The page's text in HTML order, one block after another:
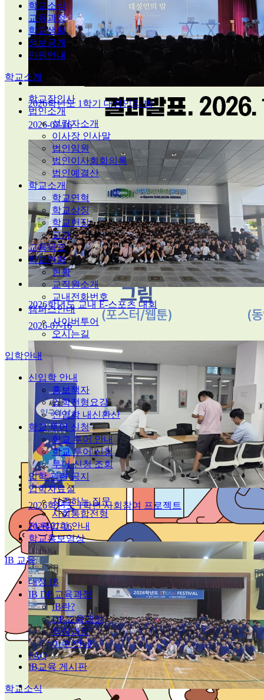
학교소식
교육과정
학교생활
정보공개
민원안내
학교소개
학교장인사
법인소개
설립자소개
이사장 인사말
법인임원
법인이사회회의록
법인예결산
학교소개
학교연혁
학교상징
학교헌장
교가
교육목표
학교현황
현황
교직원소개
교내전화번호
캠퍼스안내
사이버투어
오시는길
입학안내
신입학 안내
홍보책자
입학전형요강
신입학 내신환산
학교 투어 신청
학교 투어 안내
학교 투어 신청
투어 신청 조회
입학 관련 공지
입학자료실
자주하는 질문
사회통합전형
전·편입학 안내
학교홍보영상
IB 교육
대성 IB
IB DP 교육과정
IB란?
DP 교육과정
핵심과정
이수 안내
FAQ
IB교육 게시판
학교소식
2026학년도 1학기 대성인의 밤
2026-07-16
2026학년도 교내 E-스포츠 대회
2026-07-16
2026학년도 1학년 사회참여 프로젝트
2026-07-16